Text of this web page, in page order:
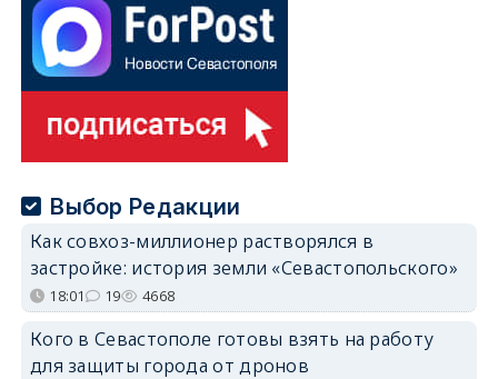
Выбор Редакции
Как совхоз-миллионер растворялся в
застройке: история земли «Севастопольского»
18:01 19 4668
Кого в Севастополе готовы взять на работу
для защиты города от дронов